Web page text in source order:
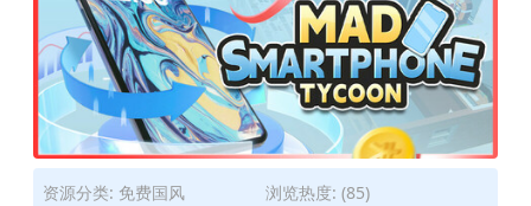
资源分类: 免费国风
浏览热度: (85)